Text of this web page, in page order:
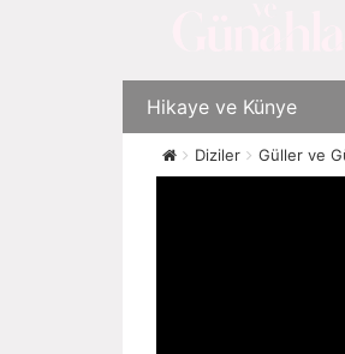
Hikaye ve Künye
Diziler Güller ve